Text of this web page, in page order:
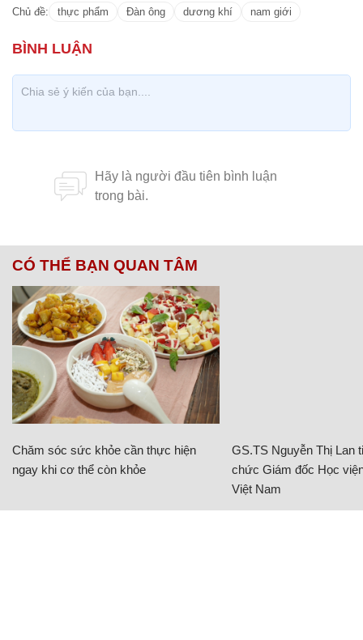
Chủ đề: thực phẩm Đàn ông dương khí nam giới
CÓ THỂ BẠN QUAN TÂM
Chăm sóc sức khỏe cần thực hiện
ngay khi cơ thể còn khỏe
GS.TS Nguyễn Thị Lan
chức Giám đốc Học
Việt Nam